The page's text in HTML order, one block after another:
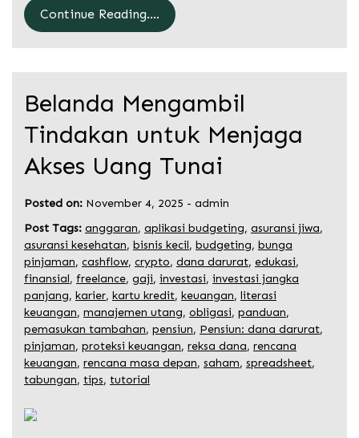
Continue Reading....
Belanda Mengambil
Tindakan untuk Menjaga
Akses Uang Tunai
Posted on: November 4, 2025 - admin
Post Tags: anggaran, aplikasi budgeting, asuransi jiwa,
asuransi kesehatan, bisnis kecil, budgeting, bunga
pinjaman, cashflow, crypto, dana darurat, edukasi,
finansial, freelance, gaji, investasi, investasi jangka
panjang, karier, kartu kredit, keuangan, literasi
keuangan, manajemen utang, obligasi, panduan,
pemasukan tambahan, pensiun, Pensiun: dana darurat,
pinjaman, proteksi keuangan, reksa dana, rencana
keuangan, rencana masa depan, saham, spreadsheet,
tabungan, tips, tutorial